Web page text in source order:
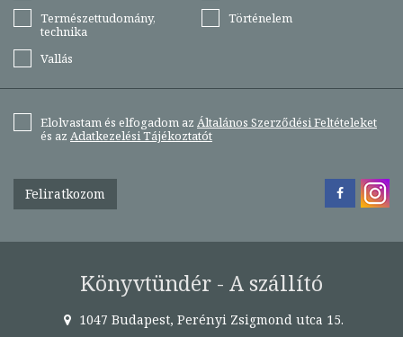
Természettudomány,
technika
Történelem
Vallás
Elolvastam és elfogadom az Általános Szerződési Feltételeket
és az Adatkezelési Tájékoztatót
Feliratkozom
Könyvtündér - A szállító
1047 Budapest, Perényi Zsigmond utca 15.